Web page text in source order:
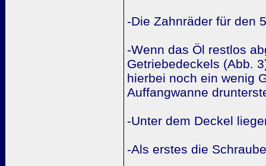
-Die Zahnräder für den
-Wenn das Öl restlos
Getriebedeckels (Abb.
hierbei noch ein wenig
Auffangwanne
-Unter dem Deckel
-Als erstes die